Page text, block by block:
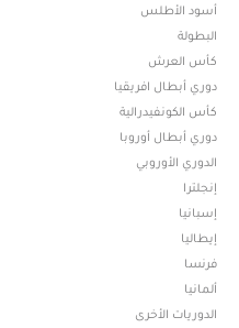
أسود الأطلس
البطولة
كأس العرش
دوري أبطال افريقيا
كأس الكونفيدرالية
دوري أبطال أوروبا
الدوري الأوروبي
إنجلترا
إسبانيا
إيطاليا
فرنسا
ألمانيا
الدوريات الأخرى